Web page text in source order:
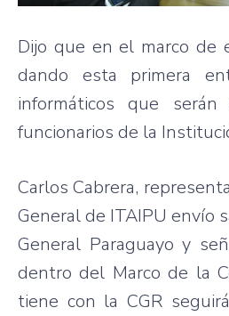
Dijo que en el marco de
dando esta primera
informáticos que
funcionarios de la
Carlos Cabrera,
General de ITAIPU envío
General Paraguayo y
dentro del Marco de la
tiene con la CGR